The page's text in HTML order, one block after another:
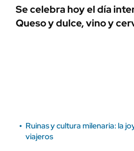
ÁMBITO DEBATE
MEDIAKIT AMBITO DEBATE
Se celebra hoy el día
Queso y dulce, vino y
Ruinas y cultura milenaria: la
viajeros